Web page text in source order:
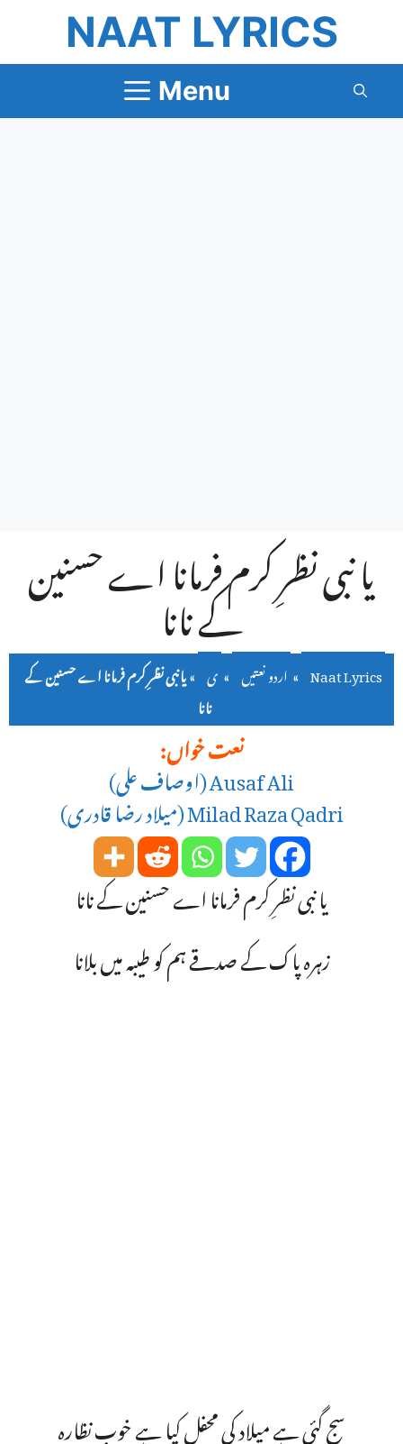
content
NAAT LYRICS
Menu
یا نبی نظرِ کرم فرمانا اے حسنین
کے نانا
Naat Lyrics
»اردو نعتیں »ی »یا نبی نظرِ کرم فرمانا اے حسنین کے
نانا
نعت خواں:
Ausaf Ali (اوصاف علی)
Milad Raza Qadri (میلاد رضا قادری)
یا نبی نظرِ کرم فرمانا اے حسنین کے نانا
زہرہ پاک کے صدقے ہم کو طیبہ میں بلانا
سج گئی ہے میلاد کی محفل کیا ہے خوب نظارہ